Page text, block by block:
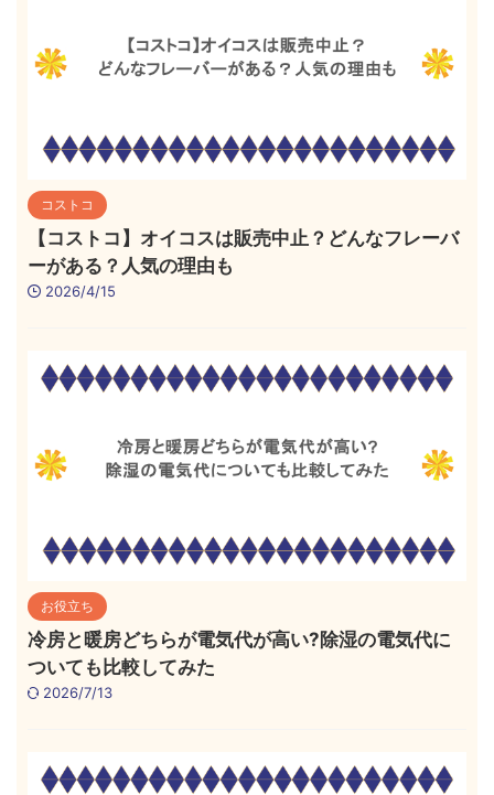
コストコ
【コストコ】オイコスは販売中止？どんなフレーバ
ーがある？人気の理由も
2026/4/15
お役立ち
冷房と暖房どちらが電気代が高い?除湿の電気代に
ついても比較してみた
2026/7/13